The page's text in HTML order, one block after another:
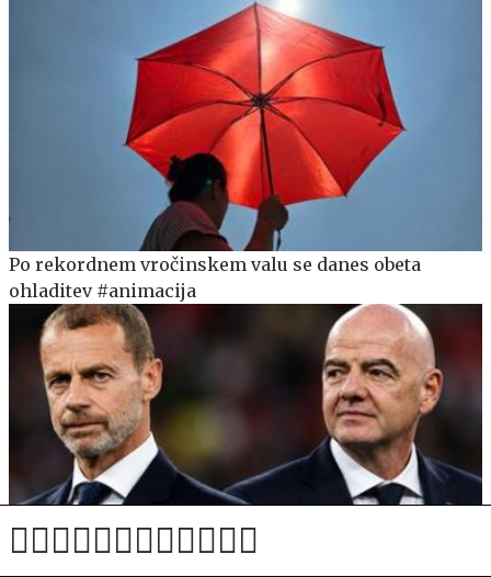
Po rekordnem vročinskem valu se danes obeta
ohladitev #animacija